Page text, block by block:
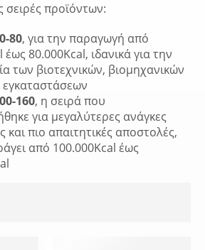
σειρές προϊόντων:
80, για την παραγωγή από
80.000Kcal, ιδανικά για την
των βιοτεχνικών, βιομηχανικών
εγκαταστάσεων
160, η σειρά που
για μεγαλύτερες ανάγκες
και πιο απαιτητικές αποστολές,
από 100.000Kcal έως